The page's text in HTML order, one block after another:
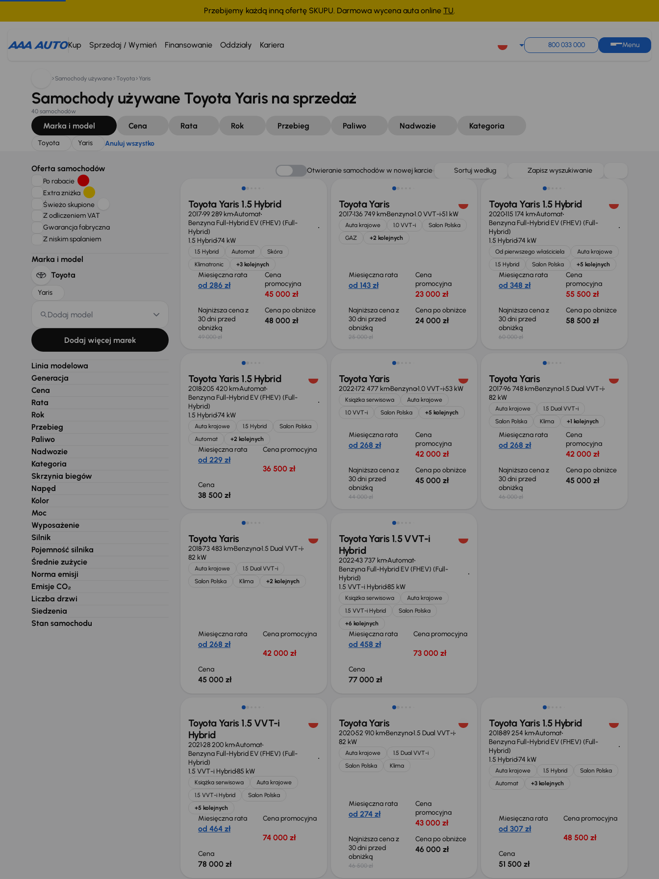
Przebijemy każdą inną ofertę SKUPU. Darmowa wycena auta online TU.
Kup Sprzedaj / Wymień Finansowanie Oddziały Kariera 800 033 000 Menu
Szukam: Anuluj wszystko
Samochody używane Toyota Yaris
Samochody używane Toyota Yaris na sprzedaż
40 samochodów
Marka i model Cena Rata Rok Przebieg Paliwo Nadwozie Kategoria
Toyota Yaris Anuluj wszystko
Oferta samochodów
Po rabacie
Extra zniżka
Świeżo skupione
Z odliczeniem VAT
Gwarancja fabryczna
Z niskim spalaniem
Marka i model
Toyota
Yaris
Dodaj model
Dodaj więcej marek
Linia modelowa
Generacja
Cena
Rata
Rok
Przebieg
Paliwo
Nadwozie
Kategoria
Skrzynia biegów
Napęd
Kolor
Moc
Wyposażenie
Silnik
Pojemność silnika
Średnie zużycie
Norma emisji
Emisje CO₂
Liczba drzwi
Siedzenia
Stan samochodu
Otwieranie samochodów w nowej karcie Sortuj według Zapisz wyszukiwanie
Toyota Yaris 1.5 Hybrid
201799 289 kmAutomat
Benzyna Full-Hybrid EV (FHEV) (Full-
Hybrid)
1.5 Hybrid74 kW
1.5 Hybrid Automat
Skóra
Klimatronic
+3 kolejnych
Miesięczna rata
od 286 zł
Cena
promocyjna
45 000 zł
Najniższa cena z
30 dni przed
obniżką
49 000 zł
Cena po obniżce
48 000 zł
Taniej o 1 000 zł
Toyota Yaris
2017136 749 kmBenzyna1.0 VVT-i51 kW
Auta krajowe 1.0 VVT-i
Salon Polska
GAZ
+2 kolejnych
Miesięczna rata
od 143 zł
Cena
promocyjna
23 000 zł
Najniższa cena z
30 dni przed
obniżką
25 000 zł
Cena po obniżce
24 000 zł
Taniej o 1 500 zł
Toyota Yaris 1.5 Hybrid
2020115 174 kmAutomat
Benzyna Full-Hybrid EV (FHEV) (Full-
Hybrid)
1.5 Hybrid74 kW
Od pierwszego właściciela
Auta krajowe
1.5 Hybrid
Salon Polska +5 kolejnych
Miesięczna rata
od 348 zł
Cena
promocyjna
55 500 zł
Najniższa cena z
30 dni przed
obniżką
60 000 zł
Cena po obniżce
58 500 zł
Toyota Yaris 1.5 Hybrid
2018205 420 kmAutomat
Benzyna Full-Hybrid EV (FHEV) (Full-
Hybrid)
1.5 Hybrid74 kW
Auta krajowe 1.5 Hybrid
Salon Polska
Automat
+2 kolejnych
Miesięczna rata
od 229 zł
Cena promocyjna
36 500 zł
Cena
38 500 zł
Możliwość odliczenia VAT
Toyota Yaris
2022172 477 kmBenzyna1.0 VVT-i53 kW
Książka serwisowa
Auta krajowe
1.0 VVT-i
Salon Polska +5 kolejnych
Miesięczna rata
od 268 zł
Cena
promocyjna
42 000 zł
Najniższa cena z
30 dni przed
obniżką
44 000 zł
Cena po obniżce
45 000 zł
Taniej o 1 000 zł
Toyota Yaris
201796 748 kmBenzyna1.5 Dual VVT-i
82 kW
Auta krajowe
1.5 Dual VVT-i
Salon Polska
Klima +1 kolejnych
Miesięczna rata
od 268 zł
Cena
promocyjna
42 000 zł
Najniższa cena z
30 dni przed
obniżką
46 000 zł
Cena po obniżce
45 000 zł
Toyota Yaris
201873 483 kmBenzyna1.5 Dual VVT-i
82 kW
Auta krajowe
1.5 Dual VVT-i
Salon Polska
Klima +2 kolejnych
Miesięczna rata
od 268 zł
Cena promocyjna
42 000 zł
Cena
45 000 zł
Możliwość odliczenia VAT
Toyota Yaris 1.5 VVT-i
Hybrid
202243 737 kmAutomat
Benzyna Full-Hybrid EV (FHEV) (Full-
Hybrid)
1.5 VVT-i Hybrid85 kW
Książka serwisowa
Auta krajowe
1.5 VVT-i Hybrid
Salon Polska
+6 kolejnych
Miesięczna rata
od 458 zł
Cena promocyjna
73 000 zł
Cena
77 000 zł
Toyota Yaris 1.5 VVT-i
Hybrid
202128 200 kmAutomat
Benzyna Full-Hybrid EV (FHEV) (Full-
Hybrid)
1.5 VVT-i Hybrid85 kW
Książka serwisowa
Auta krajowe
1.5 VVT-i Hybrid
Salon Polska
+5 kolejnych
Miesięczna rata
od 464 zł
Cena promocyjna
74 000 zł
Cena
78 000 zł
Toyota Yaris
202052 910 kmBenzyna1.5 Dual VVT-i
82 kW
Auta krajowe
1.5 Dual VVT-i
Salon Polska
Klima
Miesięczna rata
od 274 zł
Cena
promocyjna
43 000 zł
Najniższa cena z
30 dni przed
obniżką
46 500 zł
Cena po obniżce
46 000 zł
Toyota Yaris 1.5 Hybrid
201889 254 kmAutomat
Benzyna Full-Hybrid EV (FHEV) (Full-
Hybrid)
1.5 Hybrid74 kW
Auta krajowe 1.5 Hybrid
Salon Polska
Automat
+3 kolejnych
Miesięczna rata
od 307 zł
Cena promocyjna
48 500 zł
Cena
51 500 zł
Możliwość odliczenia VAT Świeżo skupione